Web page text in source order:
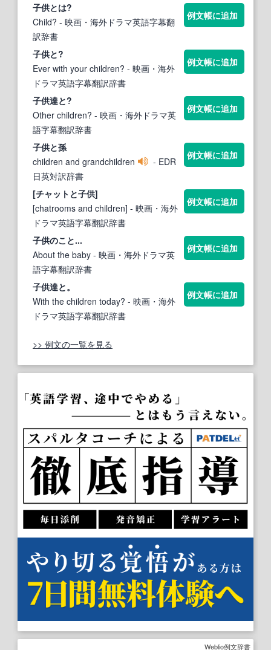
子供とは?
Child? - 映画・海外ドラマ英語字幕翻
訳辞書
例文帳に追加
子供と?
Ever with your children? - 映画・海外
ドラマ英語字幕翻訳辞書
例文帳に追加
子供達と?
Other children? - 映画・海外ドラマ英
語字幕翻訳辞書
例文帳に追加
子供と孫
children and grandchildren
- EDR
日英対訳辞書
例文帳に追加
[チャットと子供]
[chatrooms and children] - 映画・海外
ドラマ英語字幕翻訳辞書
例文帳に追加
子供のこと...
About the baby - 映画・海外ドラマ英
語字幕翻訳辞書
例文帳に追加
子供達と。
With the children today? - 映画・海外
ドラマ英語字幕翻訳辞書
例文帳に追加
>> 例文の一覧を見る
Weblio例文辞書